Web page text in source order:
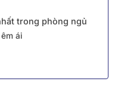
trong phòng ngủ
ái